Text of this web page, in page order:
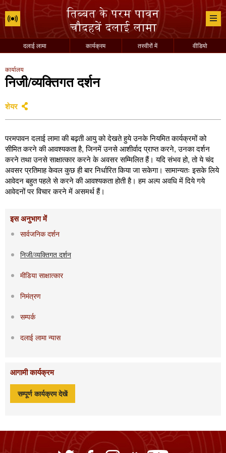
दलाई लामा कार्यक्रम तस्वीरों में वीडियो
कार्यालय
निजी/व्यक्तिगत दर्शन
शेयर
परमपावन दलाई लामा की बढ़ती आयु को देखते हुये उनके नियमित कार्यक्रमों को
सीमित करने की आवश्यकता है, जिनमें उनसे आशीर्वाद प्राप्त करने, उनका दर्शन
करने तथा उनसे साक्षात्कार करने के अवसर सम्मिलित हैं। यदि संभव हो, तो ये चंद
अवसर प्रतिमाह केवल कुछ ही बार निर्धारित किया जा सकेगा। सामान्यतः इसके लिये
आवेदन बहुत पहले से करने की आवश्यकता होती है। हम अल्प अवधि में दिये गये
आवेदनों पर विचार करने में असमर्थ हैं।
इस अनुभाग में
सार्वजनिक दर्शन
निजी/व्यक्तिगत दर्शन
मीडिया साक्षात्कार
निमंत्रण
सम्पर्क
दलाई लामा न्यास
आगामी कार्यक्रम
सम्पूर्ण कार्यक्रम देखें